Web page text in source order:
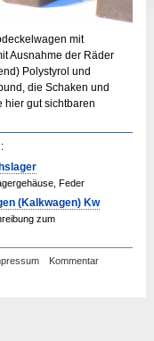
mit
Ausnahme der Räder
Polystyrol und
die Schaken und
hier gut sichtbaren
Feder
(Kalkwagen) Kw
zum
Kommentar